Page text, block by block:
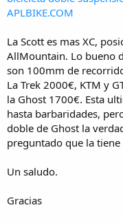
APLBIKE.COM
La Scott es mas XC,
AllMountain. Lo bueno
son 100mm de
La Trek 2000€, KTM y
la Ghost 1700€. Esta
hasta barbaridades,
doble de Ghost la
preguntado que la
Un saludo.
Gracias